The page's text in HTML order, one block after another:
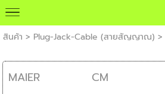
สินค้า > Plug-Jack-Cable (สายสัญญาณ) >
MAIER CM